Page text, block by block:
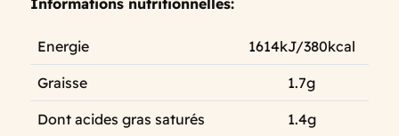
Informations nutritionnelles:
Energie 1614kJ/380kcal
Graisse 1.7g
Dont acides gras saturés 1.4g